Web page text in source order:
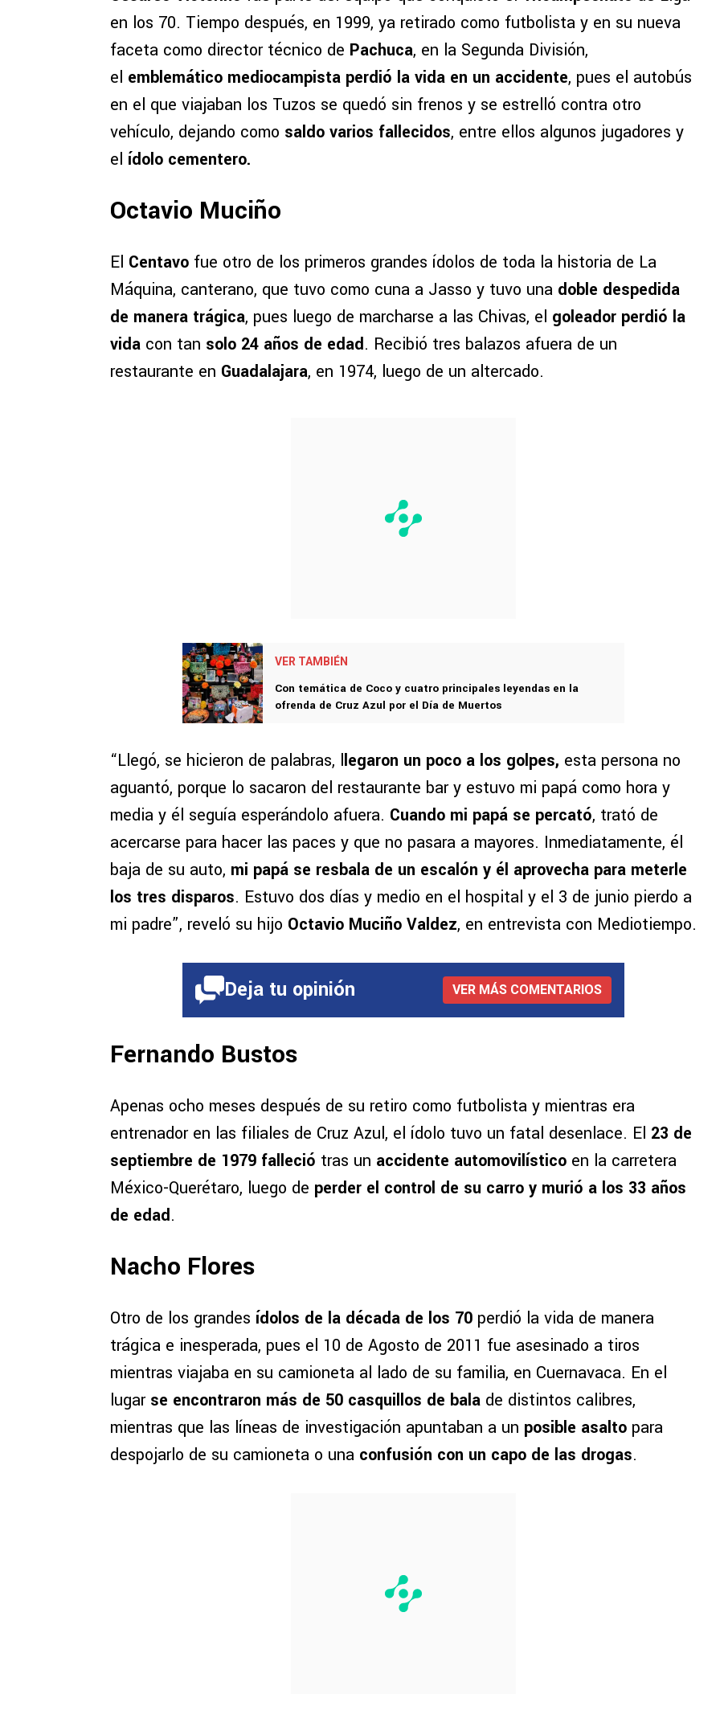
en los 70. Tiempo después, en 1999, ya retirado como futbolista y en su nueva
faceta como director técnico de Pachuca, en la Segunda División,
el emblemático mediocampista perdió la vida en un accidente, pues el autobús
en el que viajaban los Tuzos se quedó sin frenos y se estrelló contra otro
vehículo, dejando como saldo varios fallecidos, entre ellos algunos jugadores y
el ídolo cementero.
Octavio Muciño
El Centavo fue otro de los primeros grandes ídolos de toda la historia de La
Máquina, canterano, que tuvo como cuna a Jasso y tuvo una doble despedida
de manera trágica, pues luego de marcharse a las Chivas, el goleador perdió la
vida con tan solo 24 años de edad. Recibió tres balazos afuera de un
restaurante en Guadalajara, en 1974, luego de un altercado.
VER TAMBIÉN
Con temática de Coco y cuatro principales leyendas en la
ofrenda de Cruz Azul por el Día de Muertos
“Llegó, se hicieron de palabras, llegaron un poco a los golpes, esta persona no
aguantó, porque lo sacaron del restaurante bar y estuvo mi papá como hora y
media y él seguía esperándolo afuera. Cuando mi papá se percató, trató de
acercarse para hacer las paces y que no pasara a mayores. Inmediatamente, él
baja de su auto, mi papá se resbala de un escalón y él aprovecha para meterle
los tres disparos. Estuvo dos días y medio en el hospital y el 3 de junio pierdo a
mi padre”, reveló su hijo Octavio Muciño Valdez, en entrevista con Mediotiempo.
Deja tu opinión VER MÁS COMENTARIOS
Fernando Bustos
Apenas ocho meses después de su retiro como futbolista y mientras era
entrenador en las filiales de Cruz Azul, el ídolo tuvo un fatal desenlace. El 23 de
septiembre de 1979 falleció tras un accidente automovilístico en la carretera
México-Querétaro, luego de perder el control de su carro y murió a los 33 años
de edad.
Nacho Flores
Otro de los grandes ídolos de la década de los 70 perdió la vida de manera
trágica e inesperada, pues el 10 de Agosto de 2011 fue asesinado a tiros
mientras viajaba en su camioneta al lado de su familia, en Cuernavaca. En el
lugar se encontraron más de 50 casquillos de bala de distintos calibres,
mientras que las líneas de investigación apuntaban a un posible asalto para
despojarlo de su camioneta o una confusión con un capo de las drogas.